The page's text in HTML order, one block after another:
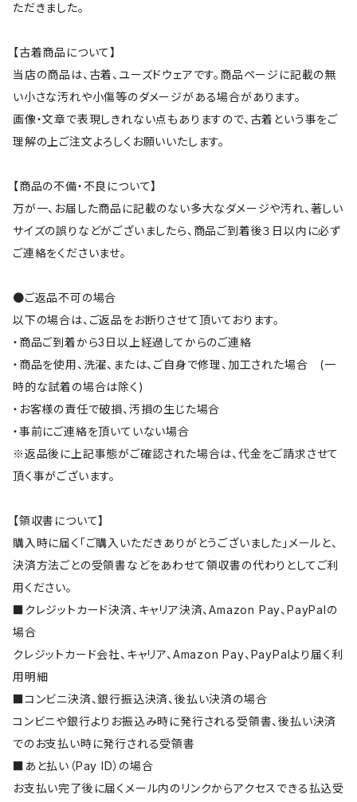
ただきました。
【古着商品について】
当店の商品は、古着、ユーズドウェアです。商品ページに記載の無
い小さな汚れや小傷等のダメージがある場合があります。
画像・文章で表現しきれない点もありますので、古着という事をご
理解の上ご注文よろしくお願いいたします。
【商品の不備・不良について】
万が一、お届した商品に記載のない多大なダメージや汚れ、著しい
サイズの誤りなどがございましたら、商品ご到着後３日以内に必ず
ご連絡をくださいませ。
●ご返品不可の場合
以下の場合は、ご返品をお断りさせて頂いております。
・商品ご到着から3日以上経過してからのご連絡
・商品を使用、洗濯、または、ご自身で修理、加工された場合 (一
時的な試着の場合は除く)
・お客様の責任で破損、汚損の生じた場合
・事前にご連絡を頂いていない場合
※返品後に上記事態がご確認された場合は、代金をご請求させて
頂く事がございます。
【領収書について】
購入時に届く「ご購入いただきありがとうございました」メールと、
決済方法ごとの受領書などをあわせて領収書の代わりとしてご利
用ください。
■クレジットカード決済、キャリア決済、Amazon Pay、PayPalの
場合
クレジットカード会社、キャリア、Amazon Pay、PayPalより届く利
用明細
■コンビニ決済、銀行振込決済、後払い決済の場合
コンビニや銀行よりお振込み時に発行される受領書、後払い決済
でのお支払い時に発行される受領書
■あと払い（Pay ID）の場合
お支払い完了後に届くメール内のリンクからアクセスできる払込受